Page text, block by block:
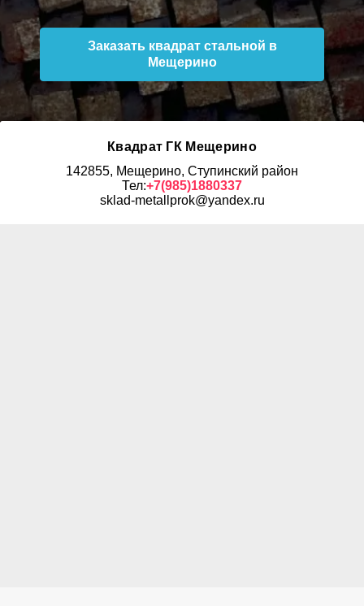
Заказать квадрат стальной в
Мещерино
Квадрат ГК Мещерино
142855, Мещерино, Ступинский район
Тел:+7(985)1880337
sklad-metallprok@yandex.ru